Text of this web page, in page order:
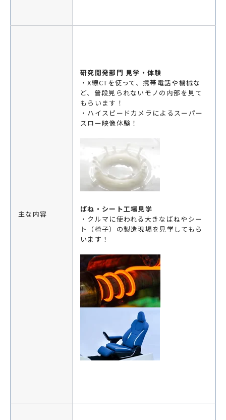
主な内容
研究開発部門 見学・体験
・X線CTを使って、携帯電話や機械な
ど、普段見られないモノの内部を見て
もらいます！
・ハイスピードカメラによるスーパー
スロー映像体験！
ばね・シート工場見学
・クルマに使われる大きなばねやシー
ト（椅子）の製造現場を見学してもら
います！